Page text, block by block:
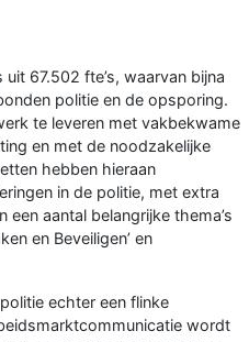
67.502 fte’s, waarvan bijna
politie en de opsporing.
te leveren met vakbekwame
en met de noodzakelijke
hebben hieraan
in de politie, met extra
aantal belangrijke thema’s
en Beveiligen’ en
echter een flinke
wordt